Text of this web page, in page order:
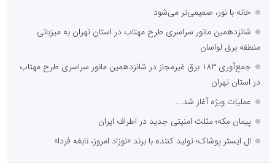
خانه با نور، صمیمی‌تر می‌شود
شانزدهمین مانور سراسری طرح مهتاب در استان تهران به میزبانی
منطقه برق لواسان
جمع‌آوری 183 برق غیرمجاز در شانزدهمین مانور سراسری طرح مهتاب
در استان تهران
عملیات ویژه آغاز شد...
پیمان مکه؛ مثلث امنیتی جدید در اطراف ایران
ال ایستر پوشاک؛ تولید کننده با برند «نوزاد امروز، نابغه فردا»